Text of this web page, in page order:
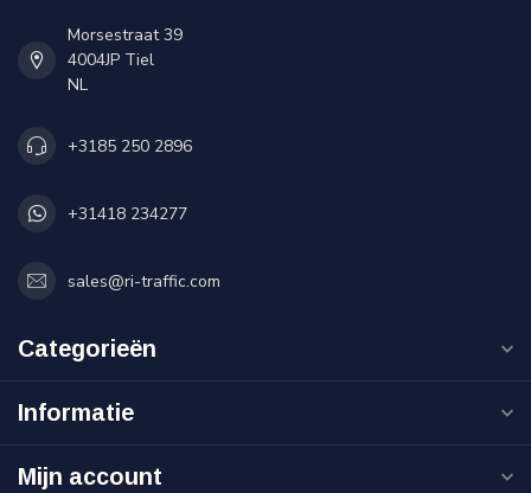
Morsestraat 39
4004JP Tiel
NL
+3185 250 2896
+31418 234277
sales@ri-traffic.com
Categorieën
Informatie
Mijn account